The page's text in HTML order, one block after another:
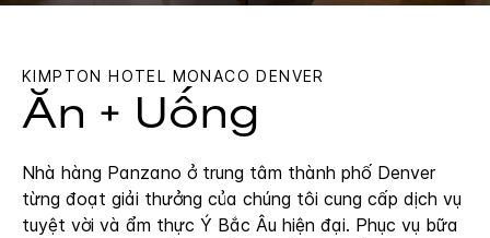
KIMPTON HOTEL MONACO DENVER
Ăn + Uống
Nhà hàng Panzano ở trung tâm thành phố Denver
từng đoạt giải thưởng của chúng tôi cung cấp dịch vụ
tuyệt vời và ẩm thực Ý Bắc Âu hiện đại. Phục vụ bữa